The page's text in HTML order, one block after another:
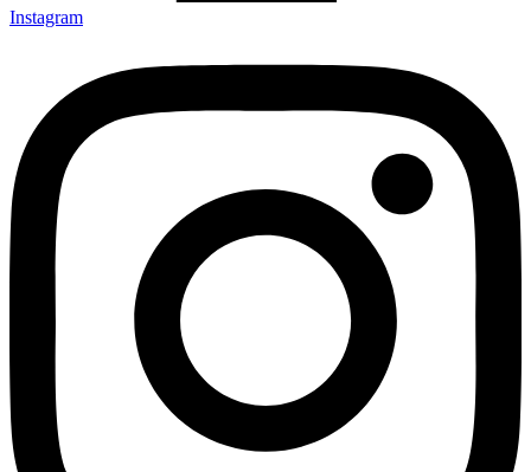
Instagram